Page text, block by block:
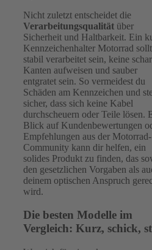
Nicht zuletzt entscheidet die
Verarbeitungsqualität über
Sicherheit und Haltbarkeit. Ein
Kennzeichenhalter Motorrad
stabil verarbeitet sein, keine
Kanten aufweisen und sauber
entgratet sein. So vermeidest du
Schäden am Kennzeichen und
sicher, dass sich keine Kabel
durchscheuern oder Teile lösen.
Blick auf Kundenbewertungen
Empfehlungen aus der Motorrad-
Community kann dir helfen, ein
solides Produkt zu finden, das
den gesetzlichen Vorgaben als
deinem optischen Anspruch
wird.
Die besten Modelle im
Vergleich: Kurz, schick,